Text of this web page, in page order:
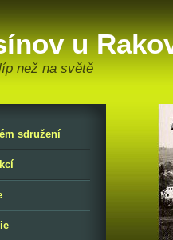
u
než na světě
sdružení